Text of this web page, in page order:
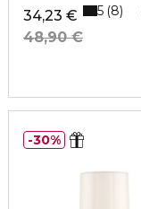
34,23 €
48,90 €
5 8
30%